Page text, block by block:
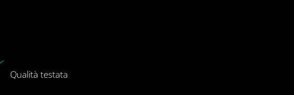
Qualità testata